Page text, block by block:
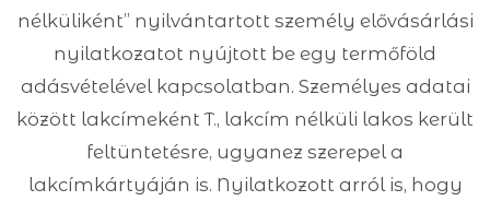
nélküliként” nyilvántartott személy elővásárlási
nyilatkozatot nyújtott be egy termőföld
adásvételével kapcsolatban. Személyes adatai
között lakcímeként T., lakcím nélküli lakos került
feltüntetésre, ugyanez szerepel a
lakcímkártyáján is. Nyilatkozott arról is, hogy